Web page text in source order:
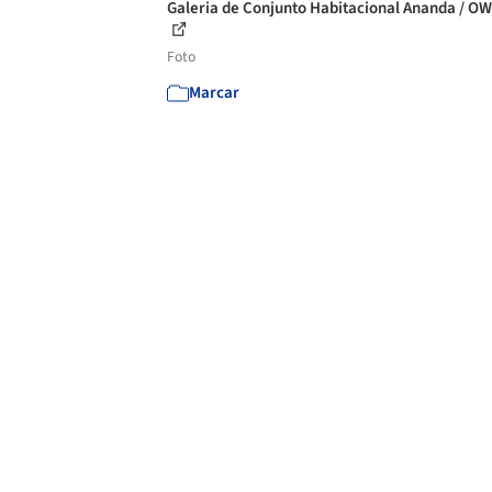
Galeria de Conjunto Habitacional Ananda /
Foto
Marcar